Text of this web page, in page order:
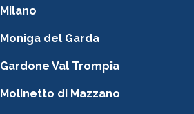
del Garda
Val Trompia
di Mazzano